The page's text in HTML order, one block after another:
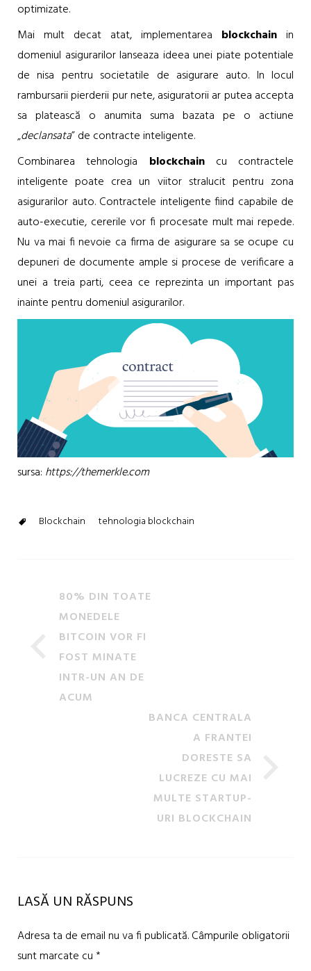
optimizate.
Mai mult decat atat, implementarea blockchain in
domeniul asigurarilor lanseaza ideea unei piate potentiale
de nisa pentru societatile de asigurare auto. In locul
rambursarii pierderii pur nete, asiguratorii ar putea accepta
sa platească o anumita suma bazata pe o actiune
„declansata” de contracte inteligente.
Combinarea tehnologia blockchaincu contractele
inteligente poate crea un viitor stralucit pentru zona
asigurarilor auto. Contractele inteligente fiind capabile de
auto-executie, cererile vor fi procesate mult mai repede.
Nu va mai fi nevoie ca firma de asigurare sa se ocupe cu
depuneri de documente ample si procese de verificare a
unei a treia parti, ceea ce reprezinta un important pas
inainte pentru domeniul asigurarilor.
sursa: https://themerkle.com
Blockchain tehnologia blockchain
80% DIN TOATE
MONEDELE
BITCOIN VOR FI
FOST MINATE
INTR-UN AN DE
ACUM
BANCA CENTRALA
A FRANTEI
DORESTE SA
LUCREZE CU MAI
MULTE STARTUP-
URI BLOCKCHAIN
LASĂ UN RĂSPUNS
Adresa ta de email nu va fi publicată.Câmpurile obligatorii
sunt marcate cu*